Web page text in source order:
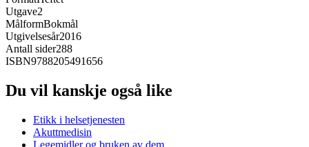
Utgave2
MålformBokmål
Utgivelsesår2016
Antall sider288
ISBN9788205491656
Du vil kanskje også like
Etikk i helsetjenesten
Akuttmedisin
Legemidler og bruken av dem